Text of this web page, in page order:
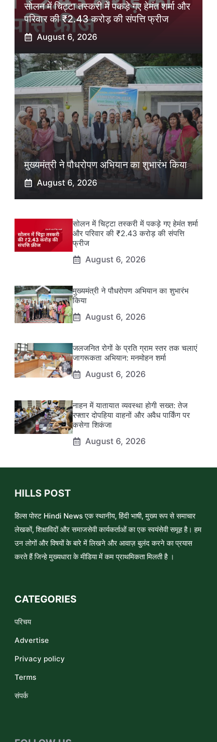
सोलन में चिट्टा तस्करी में पकड़े गए हेमंत शर्मा और
परिवार की ₹2.43 करोड़ की संपत्ति फ्रीज
August 6, 2026
मुख्यमंत्री ने पौधरोपण अभियान का शुभारंभ किया
August 6, 2026
सोलन में चिट्टा तस्करी में पकड़े गए हेमंत शर्मा
और परिवार की ₹2.43 करोड़ की संपत्ति
फ्रीज
August 6, 2026
मुख्यमंत्री ने पौधरोपण अभियान का शुभारंभ
किया
August 6, 2026
जलजनित रोगों के प्रति ग्राम स्तर तक चलाएं
जागरूकता अभियान: मनमोहन शर्मा
August 6, 2026
नाहन में यातायात व्यवस्था होगी सख्त: तेज
रफ्तार दोपहिया वाहनों और अवैध पार्किंग पर
कसेगा शिकंजा
August 6, 2026
HILLS POST
हिल्स पोस्ट Hindi News एक स्थानीय, हिंदी भाषी, मुख्य रूप से समाचार
लेखकों, शिक्षाविदों और समाजसेवी कार्यकर्ताओं का एक स्वयंसेवी समूह है। हम
उन लोगों और विषयों के बारे में लिखने और आवाज़ बुलंद करने का प्रयास
करते हैं जिन्हे मुख्यधारा के मीडिया में कम प्राथमिकता मिलती है ।
CATEGORIES
परिचय
Advertise
Privacy policy
Terms
संपर्क